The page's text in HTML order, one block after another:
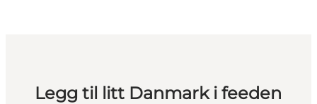
Legg til litt Danmark i feeden